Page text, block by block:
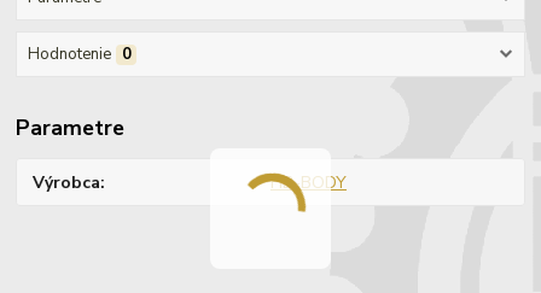
Hodnotenie 0
Parametre
Výrobca HB-BODY